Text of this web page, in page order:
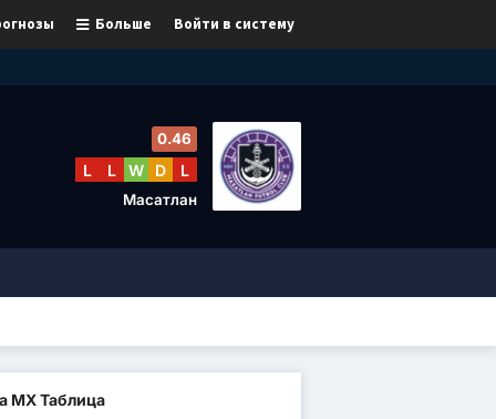
Войти в систему
Больше
0.46
L L W D L
Масатлан
МХ Таблица